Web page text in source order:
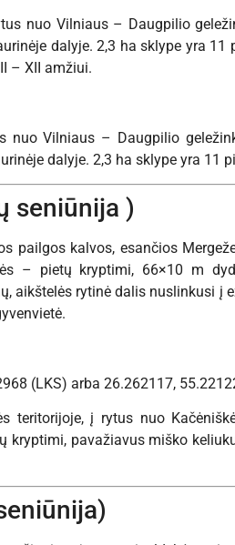
nuo Vilniaus – Daugpilio
dalyje. 2,3 ha sklype yra
– XII amžiui.
Vilniaus – Daugpilio
dalyje. 2,3 ha sklype yra 11
seniūnija )
pailgos kalvos, esančios
– pietų kryptimi, 66×10 m
aikštelės rytinė dalis nuslinkusi į
(LKS) arba 26.262117,
teritorijoje, į rytus nuo
pavažiavus miško